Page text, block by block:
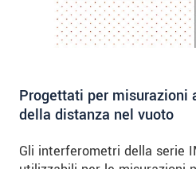
Progettati per misurazioni
della distanza nel vuoto
Gli interferometri della serie